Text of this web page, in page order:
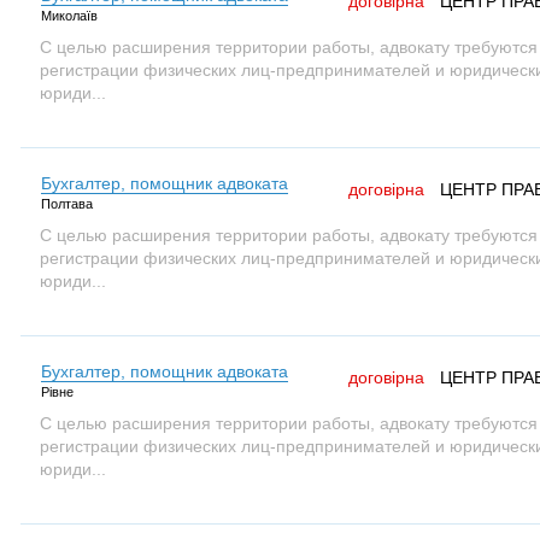
Миколаїв
С целью расширения территории работы, адвокату
регистрации физических лиц-предпринимателей и
юриди...
Бухгалтер, помощник адвоката
Полтава
договірна ЦЕНТР
С целью расширения территории работы, адвокату
регистрации физических лиц-предпринимателей и
юриди...
Бухгалтер, помощник адвоката
Рівне
договірна ЦЕНТР
С целью расширения территории работы, адвокату
регистрации физических лиц-предпринимателей и
юриди...